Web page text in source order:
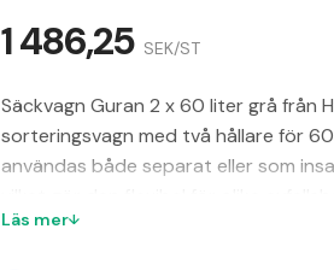
1 486,25 SEK/ST
Säckvagn Guran 2 x 60 liter grå från
sorteringsvagn med två hållare för
användas både separat eller som
levereras omonterad och är lätt att
Läs mer